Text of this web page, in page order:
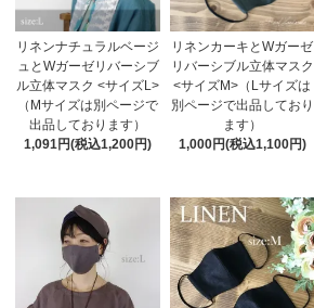
リネンナチュラルベージ
ュとWガーゼリバーシブ
ル立体マスク <サイズL>
（Mサイズは別ページで
出品しております）
1,091円(税込1,200円)
リネンカーキとWガーゼ
リバーシブル立体マスク
<サイズM>（Lサイズは
別ページで出品しており
ます）
1,000円(税込1,100円)